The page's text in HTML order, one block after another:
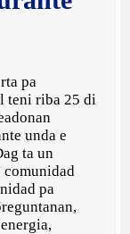
pa
teni riba 25 di
unda e
ta un
comunidad
pa